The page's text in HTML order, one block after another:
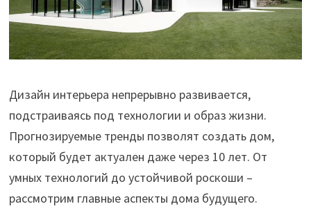
Дизайн интерьера непрерывно развивается,
подстраиваясь под технологии и образ жизни.
Прогнозируемые тренды позволят создать дом,
который будет актуален даже через 10 лет. От
умных технологий до устойчивой роскоши –
рассмотрим главные аспекты дома будущего.